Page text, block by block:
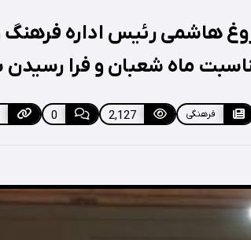
هاشمی رئیس اداره فرهنگ
ماه شعبان و فرا رسیدن
فرهنگی 2,127
0